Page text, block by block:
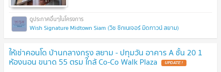
Wish Signature Midtown Siam (วิช ซิกเนเจอร์ มิดทาวน์ สยาม)
ให้เช่าคอนโด บ้านกลางกรุง สยาม - ปทุมวัน อาคาร A ชั้น 20 1
ห้องนอน ขนาด 55 ตรม ใกล้ Co-Co Walk Plaza UPDATE !